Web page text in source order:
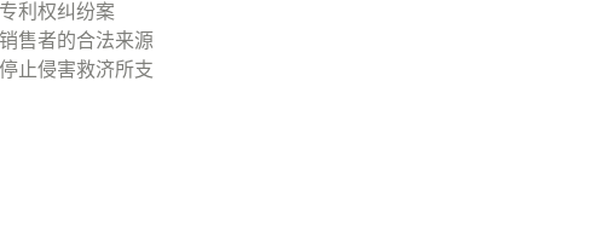
利权纠纷案
售者的合法来源
止侵害救济所支